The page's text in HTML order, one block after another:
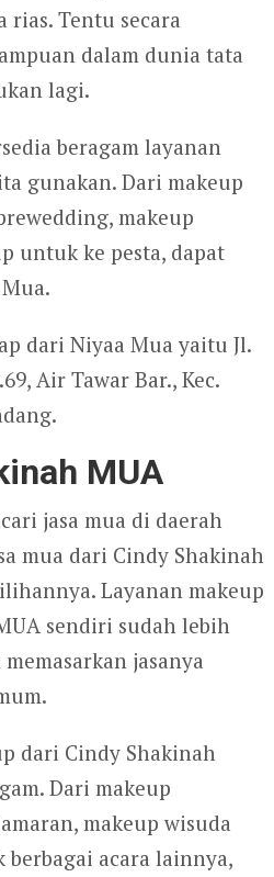
Tentu secara
dalam dunia tata
lagi.
beragam layanan
gunakan. Dari makeup
makeup
untuk ke pesta, dapat
dari Niyaa Mua yaitu Jl.
Air Tawar Bar., Kec.
MUA
jasa mua di daerah
mua dari Cindy Shakinah
Layanan makeup
sendiri sudah lebih
jasanya
dari Cindy Shakinah
Dari makeup
makeup wisuda
acara lainnya,